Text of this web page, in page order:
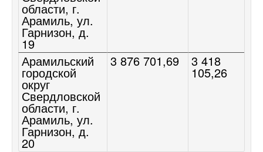
области, г.
Арамиль, ул.
Гарнизон, д.
19
Арамильский
городской
округ
Свердловской
области, г.
Арамиль, ул.
Гарнизон, д.
20
3 876 701,69 3 418
105,26